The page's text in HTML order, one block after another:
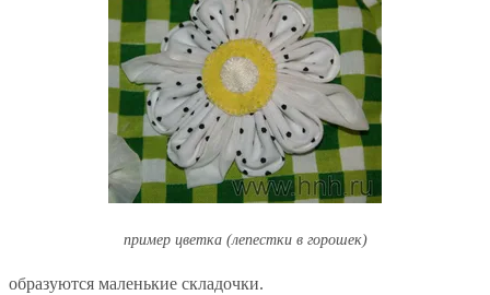
пример цветка (лепестки в горошек)
образуются маленькие складочки.